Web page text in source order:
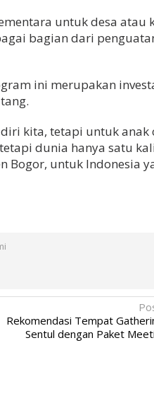
untuk desa atau
bagian dari
ini merupakan
kita, tetapi untuk anak
dunia hanya satu
Bogor, untuk Indonesia
Rekomendasi Tempat
Sentul dengan Paket